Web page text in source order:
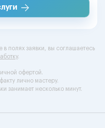
полях заявки, вы соглашаетесь
.
офертой.
лично мастеру.
занимает несколько минут.